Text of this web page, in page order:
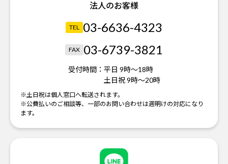
法人のお客様
TEL 03-6636-4323
FAX 03-6739-3821
受付時間： 平日 9時～18時
土日祝 9時～20時
※土日祝は個人窓口へ転送されます。
※公費払いのご相談等、一部のお問い合わせは週明けの対応になり
ます。